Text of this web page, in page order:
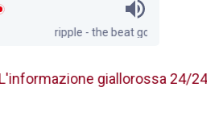
ripple - the beat goes on
giallorossa 24/24 ◄